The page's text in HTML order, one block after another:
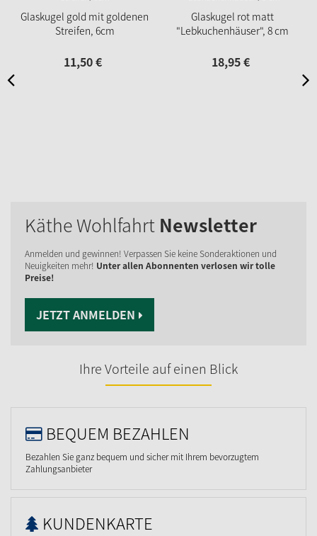
Glaskugel gold mit goldenen
Streifen, 6cm
11,50€
Glaskugel rot matt
"Lebkuchenhäuser", 8 cm
18,95€
Käthe Wohlfahrt Newsletter
Anmelden und gewinnen! Verpassen Sie keine Sonderaktionen und
Neuigkeiten mehr! Unter allen Abonnenten verlosen wir tolle
Preise!
JETZT ANMELDEN
Ihre Vorteile auf einen Blick
BEQUEM BEZAHLEN
Bezahlen Sie ganz bequem und sicher mit Ihrem bevorzugtem
Zahlungsanbieter
KUNDENKARTE